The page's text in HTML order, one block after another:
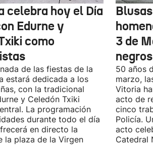
celebra hoy el Día
Edurne y
como
de las fiestas de la
estará dedicada a los
con la tradicional
y Celedón Txiki
La programación
durante todo el día
en directo la
la plaza de la Virgen
3 de
50 años
marzo,
Vitoria
acto de
cinco
Policía.
acto
Catedral